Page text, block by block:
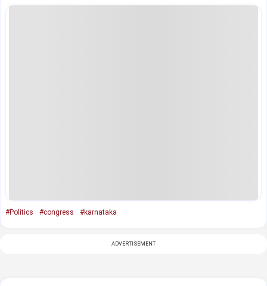
#Politics #congress #karnataka
ADVERTISEMENT